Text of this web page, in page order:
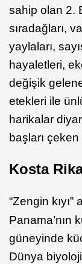
sahip olan 2.
sıradağları,
yaylaları,
hayaletleri,
değişik
etekleri ile
harikalar
başları
Kosta
“Zengin kıyı”
Panama’nın
güneyinde
Dünya